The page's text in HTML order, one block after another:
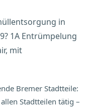
in
1A Entrümpelung
mit
Bremer Stadtteile:
Stadtteilen tätig –